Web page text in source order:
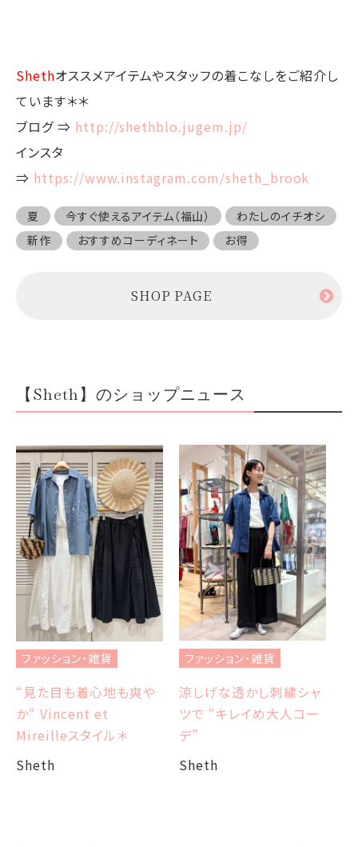
Shethオススメアイテムやスタッフの着こなしをご紹介し
ています＊＊
ブログ ⇒ http://shethblo.jugem.jp/
インスタ
⇒ https://www.instagram.com/sheth_brook
夏 今すぐ使えるアイテム（福山）
わたしのイチオシ
新作
おすすめコーディネート お得
SHOP PAGE
【Sheth】のショップニュース
ファッション・雑貨
“見た目も着心地も爽や
か“ Vincent et
Mireilleスタイル＊
Sheth
ファッション・雑貨
涼しげな透かし刺繍シャ
ツで “キレイめ大人コー
デ”
Sheth